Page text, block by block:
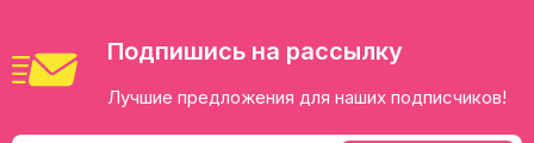
Подпишись на рассылку
Лучшие предложения для наших подписчиков!